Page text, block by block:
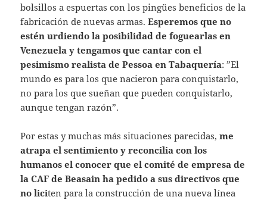
bolsillos a espuertas con los pingües beneficios de la
fabricación de nuevas armas.Esperemos que no
estén urdiendo la posibilidad de foguearlas en
Venezuela y tengamos que cantar con el
pesimismo realista de Pessoa en Tabaquería: ”El
mundo es para los que nacieron para conquistarlo,
no para los que sueñan que pueden conquistarlo,
aunque tengan razón”.
Por estas y muchas más situaciones parecidas,me
atrapa el sentimiento y reconcilia con los
humanos el conocer que el comité de empresa de
la CAF de Beasain ha pedido a sus directivos que
no liciten para la construcción de una nueva línea